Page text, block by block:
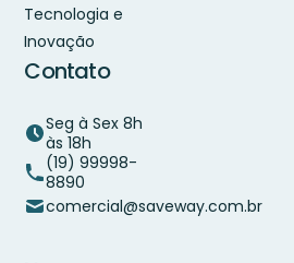
Tecnologia e
Inovação
Contato
Seg à Sex 8h
às 18h
(19) 99998-
8890
comercial@saveway.com.br